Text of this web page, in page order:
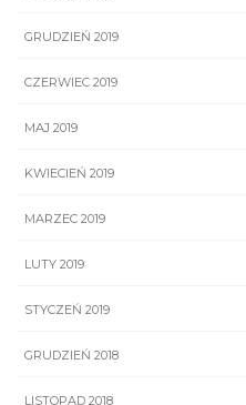
GRUDZIEŃ 2019
CZERWIEC 2019
MAJ 2019
KWIECIEŃ 2019
MARZEC 2019
LUTY 2019
STYCZEŃ 2019
GRUDZIEŃ 2018
LISTOPAD 2018